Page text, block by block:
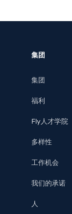
集团
集团
福利
Fly人才学院
多样性
工作机会
我们的承诺
人